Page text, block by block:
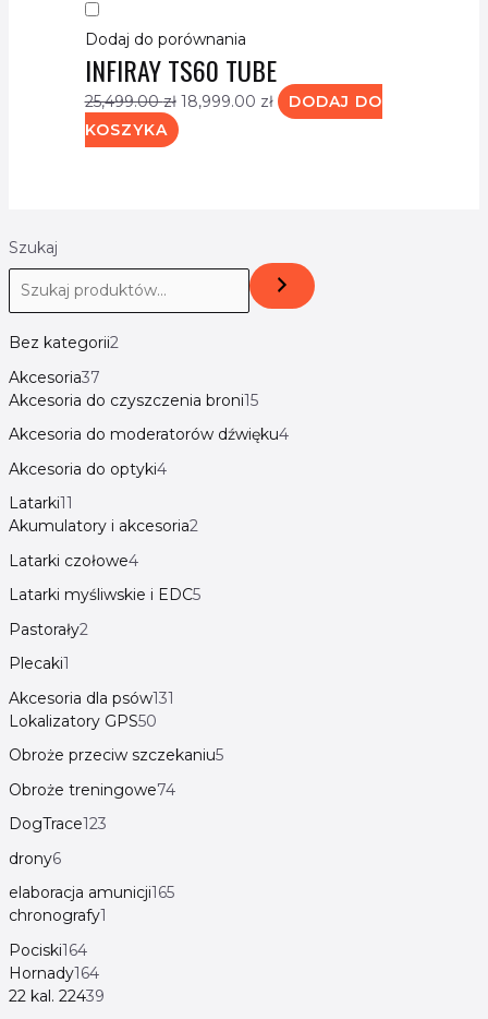
Szukaj
Bez kategorii2
Akcesoria37
Akcesoria do czyszczenia broni15
Akcesoria do moderatorów dźwięku4
Akcesoria do optyki4
Latarki11
Akumulatory i akcesoria2
Latarki czołowe4
Latarki myśliwskie i EDC5
Pastorały2
Plecaki1
Akcesoria dla psów131
Lokalizatory GPS50
Obroże przeciw szczekaniu5
Obroże treningowe74
DogTrace123
drony6
elaboracja amunicji165
chronografy1
Pociski164
Hornady164
22 kal. 22439
Dodaj do porównania
INFIRAY TS60 TUBE
25,499.00zł 18,999.00 zł
DODAJ DO
KOSZYKA